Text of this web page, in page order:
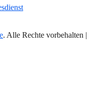
. Alle Rechte vorbehalten |